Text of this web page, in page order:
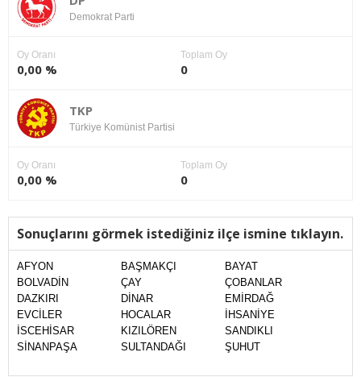
Demokrat Parti
Oy Oranı
0,00 %
Toplam Oy
0
TKP
Türkiye Komünist Partisi
Oy Oranı
0,00 %
Toplam Oy
0
Sonuçlarını görmek istediğiniz ilçe ismine tıklayın.
AFYON BAŞMAKÇI
BAYAT
BOLVADİN
ÇAY
ÇOBANLAR
DAZKIRI
DİNAR
EMİRDAĞ
EVCİLER
HOCALAR
İHSANİYE
İSCEHİSAR
KIZILÖREN
SANDIKLI
SİNANPAŞA
SULTANDAĞI ŞUHUT